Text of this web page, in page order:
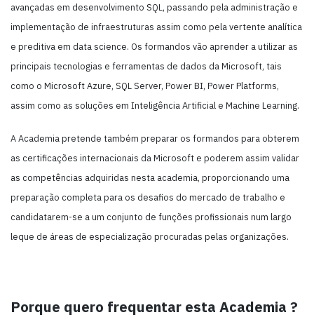
avançadas em desenvolvimento SQL, passando pela administração e
implementação de infraestruturas assim como pela vertente analítica
e preditiva em data science. Os formandos vão aprender a utilizar as
principais tecnologias e ferramentas de dados da Microsoft, tais
como o Microsoft Azure, SQL Server, Power BI, Power Platforms,
assim como as soluções em Inteligência Artificial e Machine Learning.
A Academia pretende também preparar os formandos para obterem
as certificações internacionais da Microsoft e poderem assim validar
as competências adquiridas nesta academia, proporcionando uma
preparação completa para os desafios do mercado de trabalho e
candidatarem-se a um conjunto de funções profissionais num largo
leque de áreas de especialização procuradas pelas organizações.
Porque quero frequentar esta Academia ?